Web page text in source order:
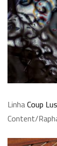
LinhaCoup
Content/